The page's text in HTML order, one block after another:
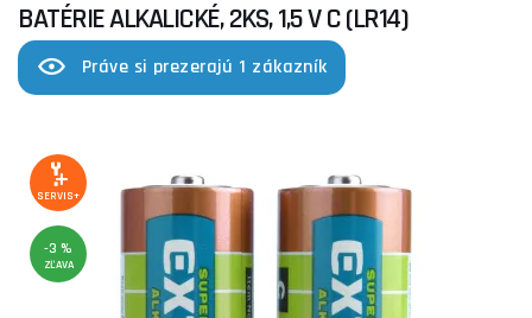
BATÉRIE ALKALICKÉ, 2KS, 1,5 V C (LR14)
Práve si prezerajú 1 zákazník
SERVIS+
-3 %
ZĽAVA